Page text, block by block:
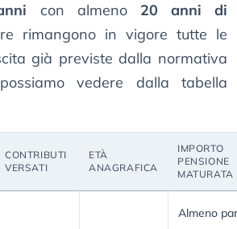
con almeno 20 anni di
rimangono in vigore tutte le
già previste dalla normativa
vedere dalla tabella
CONTRIBUTI
VERSATI
ETÀ
ANAGRAFICA
IMPORTO
PENSIONE
MATURATA
Almeno